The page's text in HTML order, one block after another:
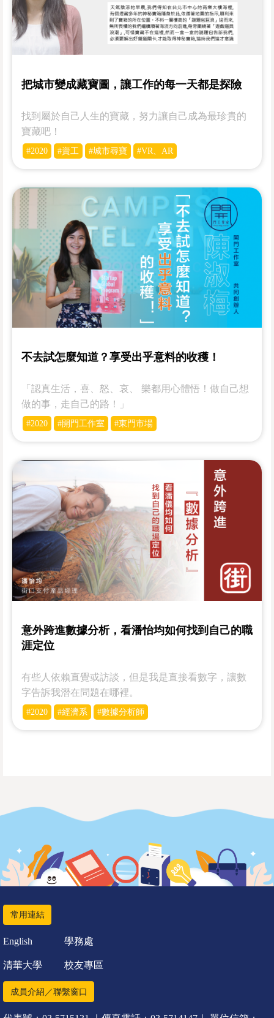
把城市變成藏寶圖，讓工作的每一天都是探險
找到屬於自己人生的寶藏，努力讓自己成為最珍貴的
寶藏吧！
#2020 #資工 #城市尋寶 #VR、AR
不去試怎麼知道？享受出乎意料的收穫！
「認真生活，喜、怒、哀、 樂都用心體悟！做自己想
做的事，走自己的路！」
#2020 #開門工作室 #東門市場
意外跨進數據分析，看潘怡均如何找到自己的職
涯定位
有些人依賴直覺或訪談，但是我是直接看數字，讓數
字告訴我潛在問題在哪裡。
#2020 #經濟系 #數據分析師
常用連結
English 學務處
清華大學 校友專區
成員介紹／聯繫窗口